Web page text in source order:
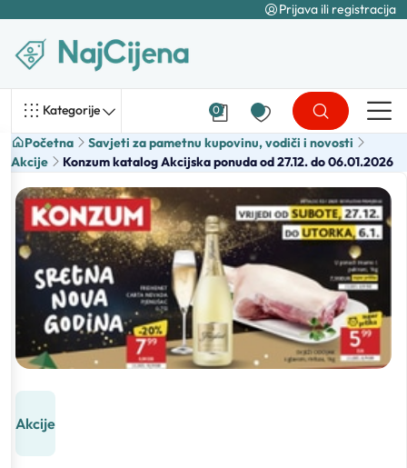
Prijava ili registracija
Kategorije 0
Početna
Savjeti za pametnu kupovinu, vodiči i novosti
Akcije
Konzum katalog Akcijska ponuda od 27.12. do 06.01.2026
Akcije